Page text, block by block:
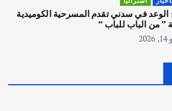
مدينة كلباء الاماراتية
في جذور المشكلة وحلولها المستدامة
في سدني تقدم المسرحية الكوميدية
” من الباب للباب “